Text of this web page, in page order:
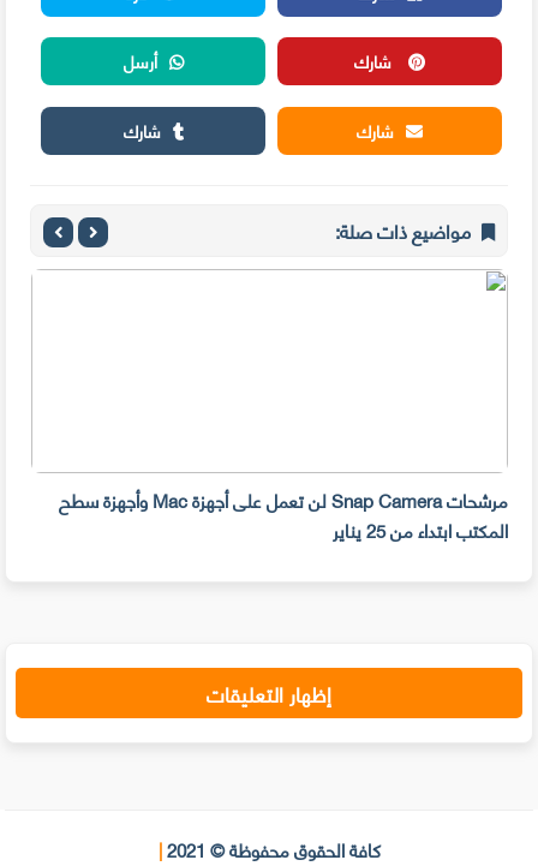
شارك
أرسل
شارك
شارك
مواضيع ذات صلة:
مرشحات Snap Camera لن تعمل على أجهزة Mac وأجهزة سطح
المكتب ابتداء من 25 يناير
إظهار التعليقات
كافة الحقوق محفوظة © 2021 |